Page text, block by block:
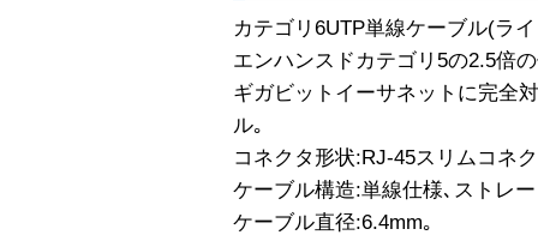
カテゴリ6UTP単線ケーブル(ラ
エンハンスドカテゴリ5の2.5倍
ギガビットイーサネットに完全
ル｡
コネクタ形状:RJ-45スリムコネ
ケーブル構造:単線仕様､ストレ
ケーブル直径:6.4mm｡